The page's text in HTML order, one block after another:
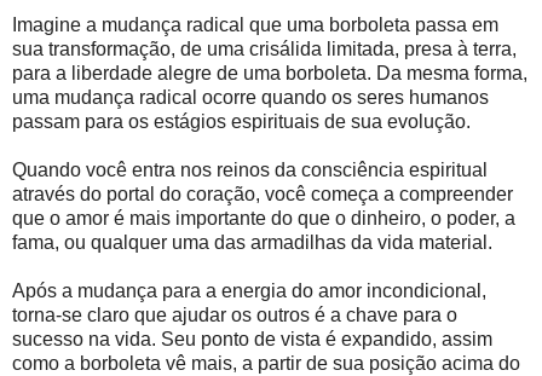
Imagine a mudança radical que uma borboleta passa em
sua transformação, de uma crisálida limitada, presa à terra,
para a liberdade alegre de uma borboleta. Da mesma forma,
uma mudança radical ocorre quando os seres humanos
passam para os estágios espirituais de sua evolução.
Quando você entra nos reinos da consciência espiritual
através do portal do coração, você começa a compreender
que o amor é mais importante do que o dinheiro, o poder, a
fama, ou qualquer uma das armadilhas da vida material.
Após a mudança para a energia do amor incondicional,
torna-se claro que ajudar os outros é a chave para o
sucesso na vida. Seu ponto de vista é expandido, assim
como a borboleta vê mais, a partir de sua posição acima do